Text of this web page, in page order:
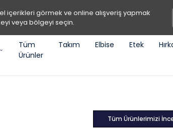
içerikleri görmek ve online alışveriş yapmak
veya bölgeyi seçin.
Tüm
Ürünler
Takım Elbise Etek
Tüm Ürünlerimizi